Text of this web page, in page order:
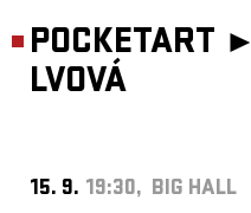
POCKETART ►
LVOVÁ
15. 9. 19:30, BIG HALL